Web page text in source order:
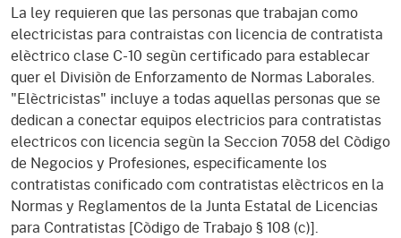
La ley requieren que las personas que trabajan como
electricistas para contraistas con licencia de contratista
elèctrico clase C-10 segùn certificado para establecar
quer el Divisiòn de Enforzamento de Normas Laborales.
"Elèctricistas" incluye a todas aquellas personas que se
dedican a conectar equipos electricios para contratistas
electricos con licencia segùn la Seccion 7058 del Còdigo
de Negocios y Profesiones, especificamente los
contratistas conificado com contratistas elèctricos en la
Normas y Reglamentos de la Junta Estatal de Licencias
para Contratistas [Còdigo de Trabajo § 108 (c)].